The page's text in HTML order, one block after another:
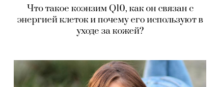
Что такое коэнзим Q10, как он связан с
энергией клеток и почему его используют в
уходе за кожей?